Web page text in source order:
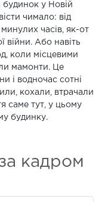
будинок у Новій
чимало: від
часів, як-от
війни. Або навіть
коли місцевими
мамонти. Це
і водночас сотні
кохали, втрачали
саме тут, у цьому
будинку.
кадром